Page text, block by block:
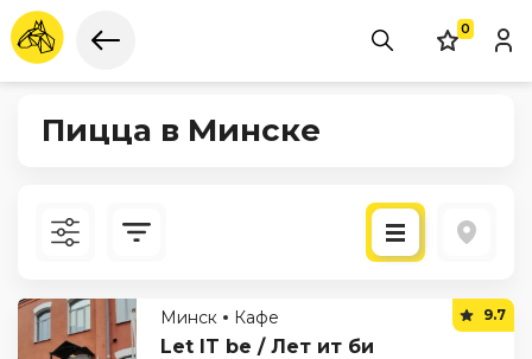
0
Пицца в Минске
По рейтингуМинск Кафе
Let IT be / Лет ит би
9.7